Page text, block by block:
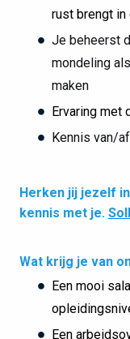
rust brengt in
Je beheerst
mondeling
maken
Ervaring met
Kennis van/
Herken jij jezelf
kennis met je.
Wat krijg je van
Een mooi
Een